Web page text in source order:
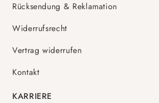
Rücksendung & Reklamation
Widerrufsrecht
Vertrag widerrufen
Kontakt
KARRIERE